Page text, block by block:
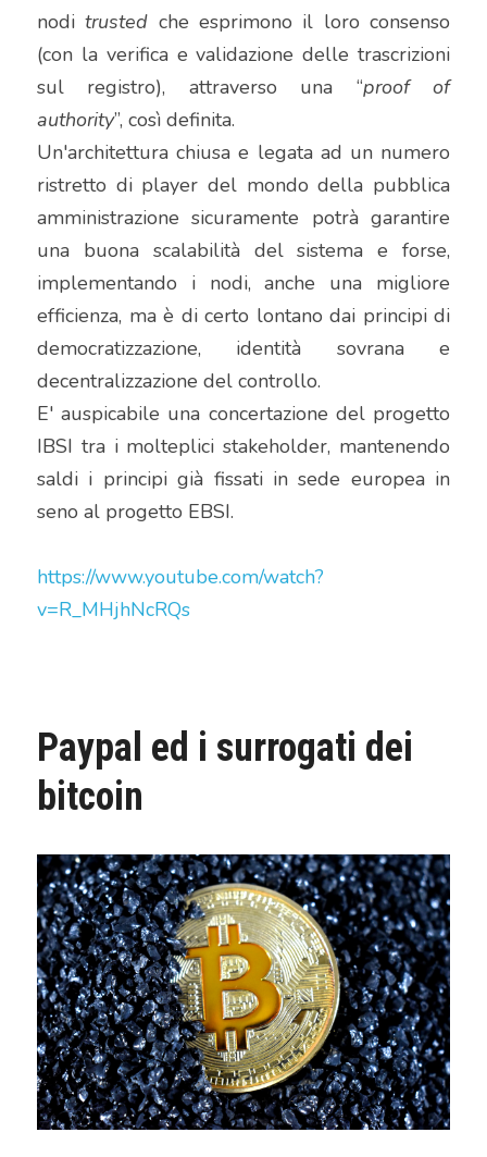
nodi trusted che esprimono il loro consenso
(con la verifica e validazione delle trascrizioni
sul registro), attraverso una “proof of
authority”, così definita.
Un'architettura chiusa e legata ad un numero
ristretto di player del mondo della pubblica
amministrazione sicuramente potrà garantire
una buona scalabilità del sistema e forse,
implementando i nodi, anche una migliore
efficienza, ma è di certo lontano dai principi di
democratizzazione, identità sovrana e
decentralizzazione del controllo.
E' auspicabile una concertazione del progetto
IBSI tra i molteplici stakeholder, mantenendo
saldi i principi già fissati in sede europea in
seno al progetto EBSI.
https://www.youtube.com/watch?
v=R_MHjhNcRQs
Paypal ed i surrogati dei
bitcoin